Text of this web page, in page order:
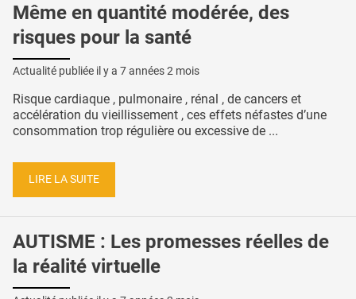
Même en quantité modérée, des
risques pour la santé
Actualité publiée il y a 7 années 2 mois
Risque cardiaque , pulmonaire , rénal , de cancers et
accélération du vieillissement , ces effets néfastes d’une
consommation trop régulière ou excessive de ...
LIRE LA SUITE
AUTISME : Les promesses réelles de
la réalité virtuelle